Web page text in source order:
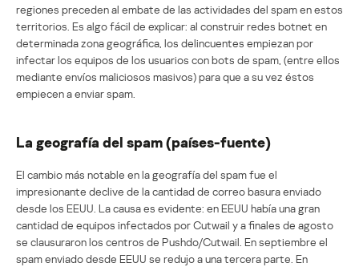
regiones preceden al embate de las actividades del spam en estos
territorios. Es algo fácil de explicar: al construir redes botnet en
determinada zona geográfica, los delincuentes empiezan por
infectar los equipos de los usuarios con bots de spam, (entre ellos
mediante envíos maliciosos masivos) para que a su vez éstos
empiecen a enviar spam.
La geografía del spam (países-fuente)
El cambio más notable en la geografía del spam fue el
impresionante declive de la cantidad de correo basura enviado
desde los EEUU. La causa es evidente: en EEUU había una gran
cantidad de equipos infectados por Cutwail y a finales de agosto
se clausuraron los centros de Pushdo/Cutwail. En septiembre el
spam enviado desde EEUU se redujo a una tercera parte. En